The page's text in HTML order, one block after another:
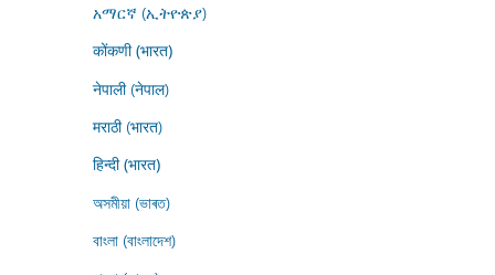
አማርኛ (ኢትዮጵያ)
कोंकणी (भारत)
नेपाली (नेपाल)
मराठी (भारत)
हिन्दी (भारत)
অসমীয়া (ভাৰত)
বাংলা (বাংলাদেশ)